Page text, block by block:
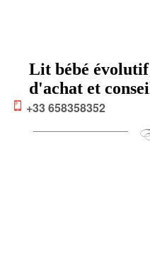
+33 658358352
Lit bébé
d'achat et